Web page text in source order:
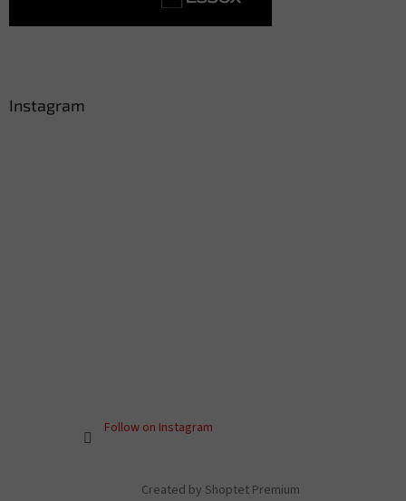
Instagram
Follow on Instagram
Created by Shoptet Premium